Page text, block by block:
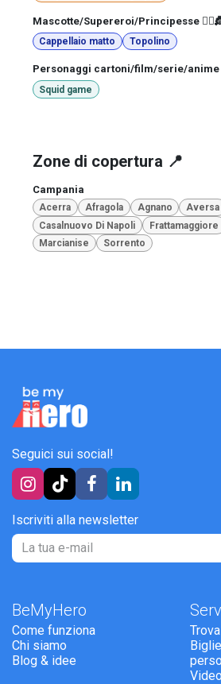
Mascotte/Supereroi/Principesse
Cappellaio matto Topolino
Personaggi cartoni/film/serie/anime
Squid game
Zone di copertura 📍
Campania
Acerra Afragola Agnano
Aversa
Casalnuovo Di Napoli
Frattamaggiore
Marcianise
Sorrento
Seguici sui social!
Iscriviti alla newsletter
BeMyHero
Come funziona
Chi siamo
Blog & idee